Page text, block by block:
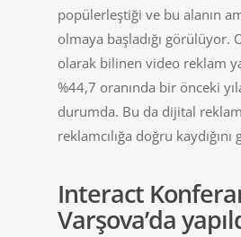
popülerleştiği ve bu alanın
olmaya başladığı görülüyor.
olarak bilinen video reklam
%44,7 oranında bir önceki
durumda. Bu da dijital
reklamcılığa doğru
Interact
Varşova’da